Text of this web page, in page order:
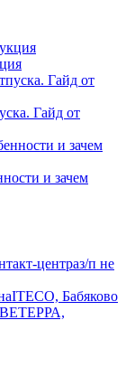
Гайд от
и зачем
центраз/п не
ITECO, Бабяково
ВЕТЕРРА,